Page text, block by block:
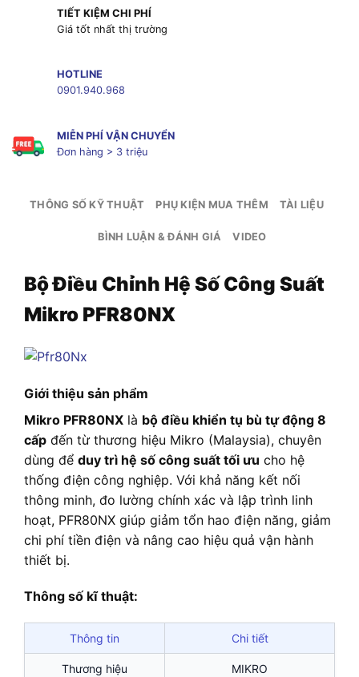
TIẾT KIỆM CHI PHÍ
Giá tốt nhất thị trường
HOTLINE
0901.940.968
MIỄN PHÍ VẬN CHUYỂN
Đơn hàng > 3 triệu
THÔNG SỐ KỸ THUẬT PHỤ KIỆN MUA THÊM TÀI LIỆU
BÌNH LUẬN & ĐÁNH GIÁ VIDEO
Bộ Điều Chỉnh Hệ Số Công Suất
Mikro PFR80NX
Giới thiệu sản phẩm
Mikro PFR80NX là bộ điều khiển tụ bù tự động 8
cấp đến từ thương hiệu Mikro (Malaysia), chuyên
dùng để duy trì hệ số công suất tối ưu cho hệ
thống điện công nghiệp. Với khả năng kết nối
thông minh, đo lường chính xác và lập trình linh
hoạt, PFR80NX giúp giảm tổn hao điện năng, giảm
chi phí tiền điện và nâng cao hiệu quả vận hành
thiết bị.
Thông số kĩ thuật:
Thông tin Chi tiết
Thương hiệu MIKRO